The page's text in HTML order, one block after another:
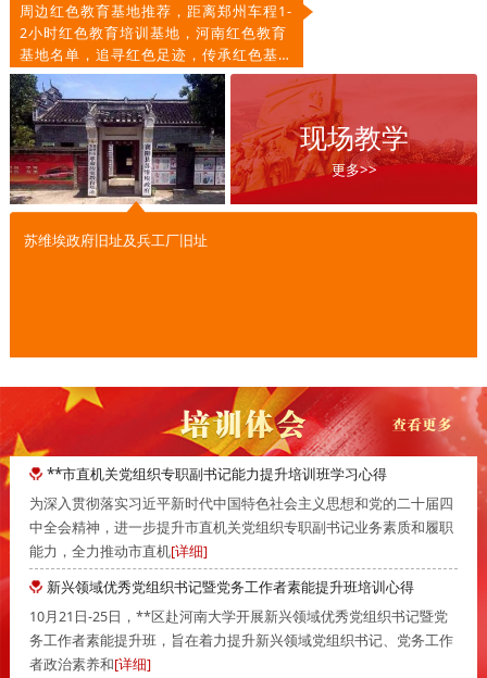
周边红色教育基地推荐，距离郑州车程1-
2小时红色教育培训基地，河南红色教育
基地名单，追寻红色足迹，传承红色基
因，弘扬红色精神。
现场教学
更多>>
苏维埃政府旧址及兵工厂旧址
**市直机关党组织专职副书记能力提升培训班学习心得
为深入贯彻落实习近平新时代中国特色社会主义思想和党的二十届四
中全会精神，进一步提升市直机关党组织专职副书记业务素质和履职
能力，全力推动市直机[详细]
新兴领域优秀党组织书记暨党务工作者素能提升班培训心得
10月21日-25日，**区赴河南大学开展新兴领域优秀党组织书记暨党
务工作者素能提升班，旨在着力提升新兴领域党组织书记、党务工作
者政治素养和[详细]